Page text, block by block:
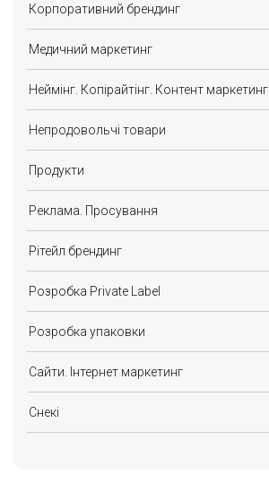
Корпоративний брендинг
Медичний маркетинг
Неймінг. Копірайтінг. Контент маркетинг
Непродовольчі товари
Продукти
Реклама. Просування
Рітейл брендинг
Розробка Private Label
Розробка упаковки
Сайти. Інтернет маркетинг
Снекі